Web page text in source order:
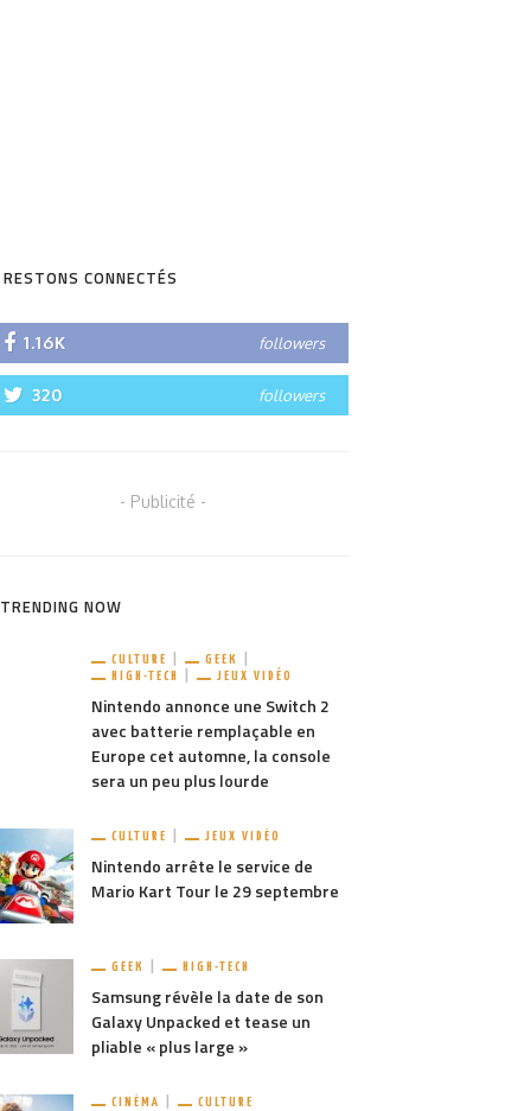
RESTONS CONNECTÉS
1.16K followers
320 followers
- Publicité -
TRENDING NOW
CULTURE
GEEK
HIGH-TECH
JEUX VIDÉO
Nintendo annonce une Switch 2
avec batterie remplaçable en
Europe cet automne, la console
sera un peu plus lourde
CULTURE JEUX VIDÉO
Nintendo arrête le service de
Mario Kart Tour le 29 septembre
GEEK HIGH-TECH
Samsung révèle la date de son
Galaxy Unpacked et tease un
pliable « plus large »
CINÉMA CULTURE